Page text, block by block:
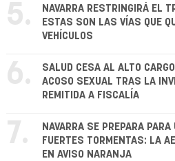
5.
NAVARRA RESTRINGIRÁ EL
ESTAS SON LAS VÍAS QUE
VEHÍCULOS
6.
SALUD CESA AL ALTO
ACOSO SEXUAL TRAS LA
REMITIDA A FISCALÍA
7.
NAVARRA SE PREPARA
FUERTES TORMENTAS: LA
EN AVISO NARANJA